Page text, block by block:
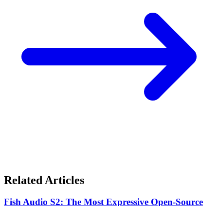
Related Articles
Fish Audio S2: The Most Expressive Open-Source